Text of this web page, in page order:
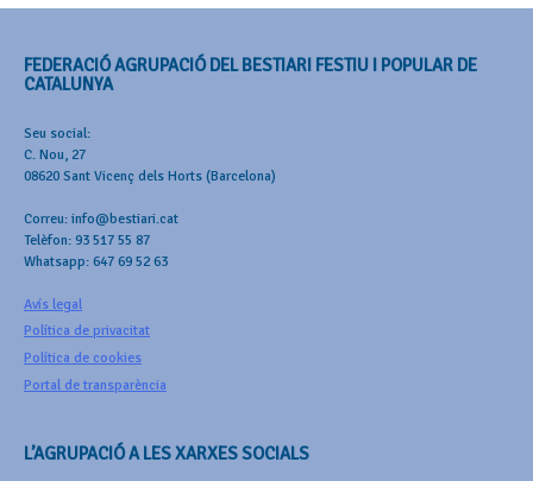
FEDERACIÓ AGRUPACIÓ DEL BESTIARI FESTIU I POPULAR DE
CATALUNYA
Seu social:
C. Nou, 27
08620 Sant Vicenç dels Horts (Barcelona)
Correu: info@bestiari.cat
Telèfon: 93 517 55 87
Whatsapp: 647 69 52 63
Avís legal
Política de privacitat
Política de cookies
Portal de transparència
L’AGRUPACIÓ A LES XARXES SOCIALS